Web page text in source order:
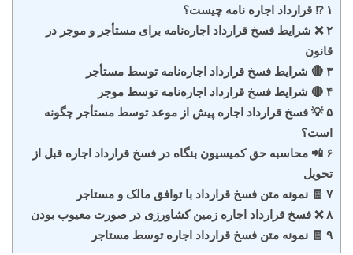
۱ ⁉️ قرارداد اجاره نامه چیست؟
۲ ❌ شرایط فسخ قرارداد اجاره‌نامه برای مستأجر و موجر در
قانون
۳ 🔴 شرایط فسخ قرارداد اجاره‌نامه توسط مستأجر
۴ 🔴 شرایط فسخ قرارداد اجاره‌نامه توسط موجر
۵ 💡 فسخ قرارداد اجاره پیش از موعد توسط مستأجر چگونه
است؟
۶ 📲 محاسبه حق کمیسیون بنگاه در فسخ قرارداد اجاره قبل از
تحویل
۷ 🧾 نمونه متن فسخ قرارداد با توافق مالک و مستاجر
۸ ❌ فسخ قرارداد اجاره زمین کشاورزی در صورت معیوب بودن
۹ 🧾 نمونه متن فسخ قرارداد اجاره توسط مستاجر